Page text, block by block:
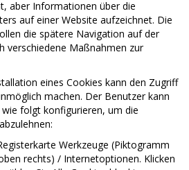
aber Informationen über die
auf einer Website aufzeichnet. Die
die spätere Navigation auf der
verschiedene Maßnahmen zur
eines Cookies kann den Zugriff
machen. Der Benutzer kann
folgt konfigurieren, um die
Werkzeuge (Piktogramm
rechts) / Internetoptionen. Klicken